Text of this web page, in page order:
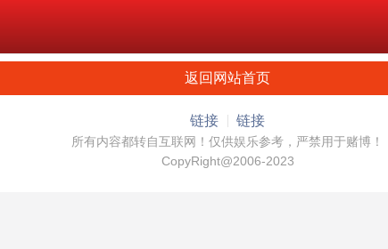
返回网站首页
链接 链接
所有内容都转自互联网！仅供娱乐参考，严禁用于赌博！
CopyRight@2006-2023